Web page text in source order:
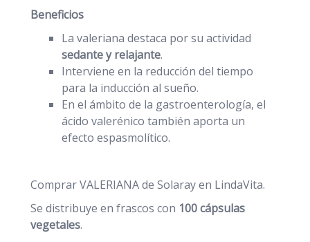
Beneficios
La valeriana destaca por su actividad
sedante y relajante.
Interviene en la reducción del tiempo
para la inducción al sueño.
En el ámbito de la gastroenterología, el
ácido valerénico también aporta un
efecto espasmolítico.
Comprar VALERIANA de Solaray en LindaVita.
Se distribuye en frascos con 100 cápsulas
vegetales.